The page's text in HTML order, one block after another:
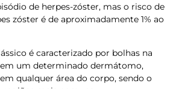
de herpes-zóster, mas o risco de
zóster é de aproximadamente 1% ao
é caracterizado por bolhas na
em um determinado dermátomo,
qualquer área do corpo, sendo o